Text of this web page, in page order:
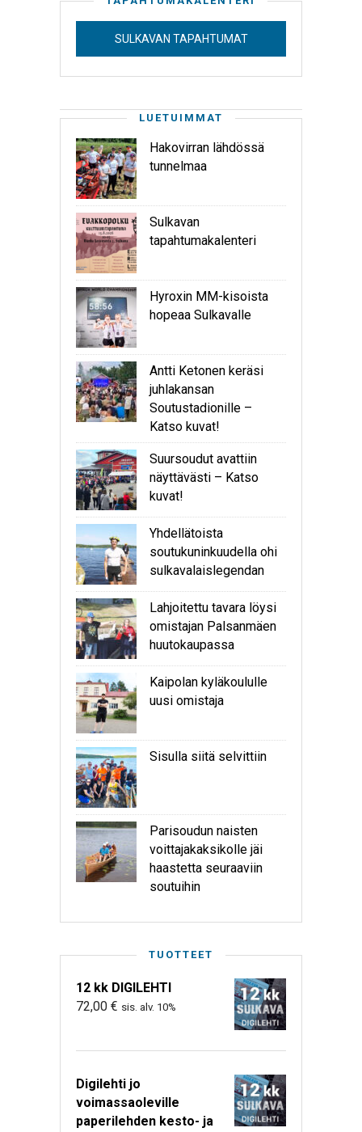
SULKAVAN TAPAHTUMAT
LUETUIMMAT
Hakovirran lähdössä
tunnelmaa
Sulkavan
tapahtumakalenteri
Hyroxin MM-kisoista
hopeaa Sulkavalle
Antti Ketonen keräsi
juhlakansan
Soutustadionille –
Katso kuvat!
Suursoudut avattiin
näyttävästi – Katso
kuvat!
Yhdellätoista
soutukuninkuudella ohi
sulkavalaislegendan
Lahjoitettu tavara löysi
omistajan Palsanmäen
huutokaupassa
Kaipolan kyläkoululle
uusi omistaja
Sisulla siitä selvittiin
Parisoudun naisten
voittajakaksikolle jäi
haastetta seuraaviin
soutuihin
TUOTTEET
12 kk DIGILEHTI
72,00 € sis. alv. 10%
Digilehti jo
voimassaoleville
paperilehden kesto- ja